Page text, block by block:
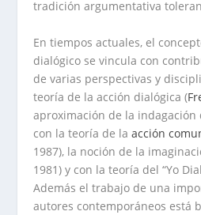
tradición argumentativa
En tiempos actuales, el
dialógico se vincula con
de varias perspectivas y
teoría de la acción dialógica (
aproximación de la indagación
con la teoría de laacción
1987), la noción de la
1981) y con la teoría del “Yo
Además el trabajo de una
autores contemporáneos está